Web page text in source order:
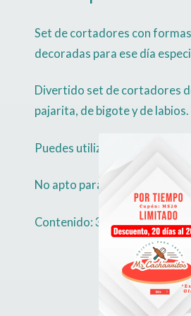
Set de cortadores con
decoradas para ese día
Divertido set de cortadores
pajarita, de bigote y de labios.
Puedes utilizarlo para hacer
No apto para lavavajillas
Contenido: 3 cortadores